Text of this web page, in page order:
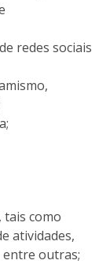
redes sociais
como
atividades,
entre outras;